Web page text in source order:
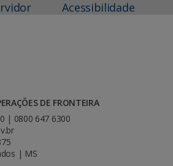
Acessibilidade
DE FRONTEIRA
| 0800 647 6300
| MS